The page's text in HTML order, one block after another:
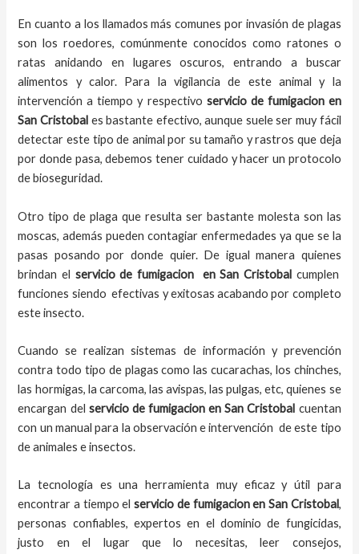
En cuanto a los llamados más comunes por invasión de plagas
son los roedores, comúnmente conocidos como ratones o
ratas anidando en lugares oscuros, entrando a buscar
alimentos y calor. Para la vigilancia de este animal y la
intervención a tiempo y respectivo servicio de fumigacion en
San Cristobal es bastante efectivo, aunque suele ser muy fácil
detectar este tipo de animal por su tamaño y rastros que deja
por donde pasa, debemos tener cuidado y hacer un protocolo
de bioseguridad.
Otro tipo de plaga que resulta ser bastante molesta son las
moscas, además pueden contagiar enfermedades ya que se la
pasas posando por donde quier. De igual manera quienes
brindan el servicio de fumigacion enSan Cristobal cumplen
funciones siendo efectivas y exitosas acabando por completo
este insecto.
Cuando se realizan sistemas de información y prevención
contra todo tipo de plagas como las cucarachas, los chinches,
las hormigas, la carcoma, las avispas, las pulgas, etc, quienes se
encargan del servicio de fumigacionenSan Cristobal cuentan
con un manual para la observación e intervención de este tipo
de animales e insectos.
La tecnología es una herramienta muy eficaz y útil para
encontrar a tiempo elservicio de fumigacion en San Cristobal,
personas confiables, expertos en el dominio de fungicidas,
justo en el lugar que lo necesitas, leer consejos,